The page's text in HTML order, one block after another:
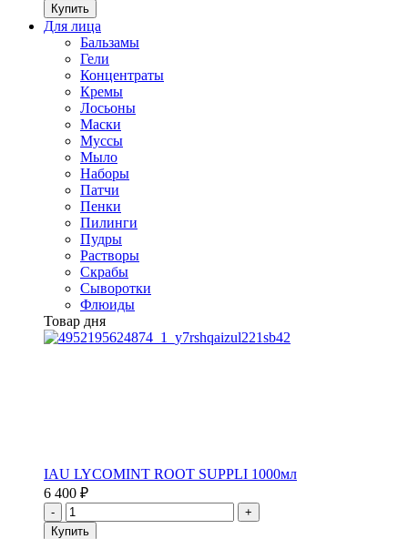
Для лица
Бальзамы
Гели
Концентраты
Кремы
Лосьоны
Маски
Муссы
Мыло
Наборы
Патчи
Пенки
Пилинги
Пудры
Растворы
Скрабы
Сыворотки
Флюиды
Товар дня
IAU LYCOMINT ROOT SUPPLI 1000мл
6 400 ₽